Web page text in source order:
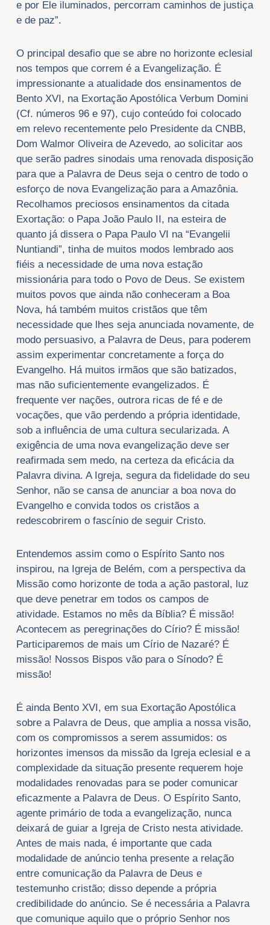
e por Ele iluminados, percorram caminhos de justiça
e de paz”.
O principal desafio que se abre no horizonte eclesial
nos tempos que correm é a Evangelização. É
impressionante a atualidade dos ensinamentos de
Bento XVI, na Exortação Apostólica Verbum Domini
(Cf. números 96 e 97), cujo conteúdo foi colocado
em relevo recentemente pelo Presidente da CNBB,
Dom Walmor Oliveira de Azevedo, ao solicitar aos
que serão padres sinodais uma renovada disposição
para que a Palavra de Deus seja o centro de todo o
esforço de nova Evangelização para a Amazônia.
Recolhamos preciosos ensinamentos da citada
Exortação: o Papa João Paulo II, na esteira de
quanto já dissera o Papa Paulo VI na “Evangelii
Nuntiandi”, tinha de muitos modos lembrado aos
fiéis a necessidade de uma nova estação
missionária para todo o Povo de Deus. Se existem
muitos povos que ainda não conheceram a Boa
Nova, há também muitos cristãos que têm
necessidade que lhes seja anunciada novamente, de
modo persuasivo, a Palavra de Deus, para poderem
assim experimentar concretamente a força do
Evangelho. Há muitos irmãos que são batizados,
mas não suficientemente evangelizados. É
frequente ver nações, outrora ricas de fé e de
vocações, que vão perdendo a própria identidade,
sob a influência de uma cultura secularizada. A
exigência de uma nova evangelização deve ser
reafirmada sem medo, na certeza da eficácia da
Palavra divina. A Igreja, segura da fidelidade do seu
Senhor, não se cansa de anunciar a boa nova do
Evangelho e convida todos os cristãos a
redescobrirem o fascínio de seguir Cristo.
Entendemos assim como o Espírito Santo nos
inspirou, na Igreja de Belém, com a perspectiva da
Missão como horizonte de toda a ação pastoral, luz
que deve penetrar em todos os campos de
atividade. Estamos no mês da Bíblia? É missão!
Acontecem as peregrinações do Círio? É missão!
Participaremos de mais um Círio de Nazaré? É
missão! Nossos Bispos vão para o Sínodo? É
missão!
É ainda Bento XVI, em sua Exortação Apostólica
sobre a Palavra de Deus, que amplia a nossa visão,
com os compromissos a serem assumidos: os
horizontes imensos da missão da Igreja eclesial e a
complexidade da situação presente requerem hoje
modalidades renovadas para se poder comunicar
eficazmente a Palavra de Deus. O Espírito Santo,
agente primário de toda a evangelização, nunca
deixará de guiar a Igreja de Cristo nesta atividade.
Antes de mais nada, é importante que cada
modalidade de anúncio tenha presente a relação
entre comunicação da Palavra de Deus e
testemunho cristão; disso depende a própria
credibilidade do anúncio. Se é necessária a Palavra
que comunique aquilo que o próprio Senhor nos